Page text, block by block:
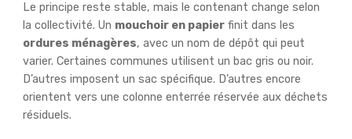
Le principe reste stable, mais le contenant change selon
la collectivité. Un mouchoir en papierfinit dans les
ordures ménagères, avec un nom de dépôt qui peut
varier. Certaines communes utilisent un bac gris ou noir.
D’autres imposent un sac spécifique. D’autres encore
orientent vers une colonne enterrée réservée aux déchets
résiduels.